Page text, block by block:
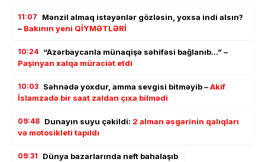
11:07
Mənzil almaq istəyənlər gözləsin, yoxsa indi alsın?
– Bakının yeni QİYMƏTLƏRİ
10:24 “Azərbaycanla münaqişə səhifəsi bağlanıb…” –
Paşinyan xalqa müraciət etdi
10:03 Səhnədə yoxdur, amma sevgisi bitməyib –Akif
İslamzadə bir saat zaldan çıxa bilmədi
09:48 Dunayın suyu çəkildi: 2 alman əsgərinin qalıqları
və motosikleti tapıldı
09:31 Dünya bazarlarında neft bahalaşıb